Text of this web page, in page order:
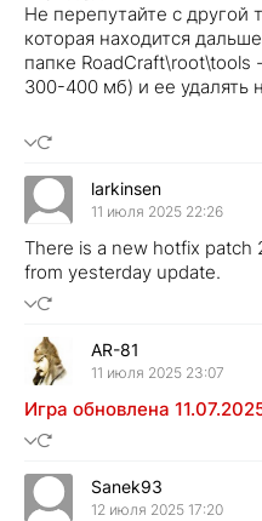
Не перепутайте с другой
которая находится
папке
300-400 мб) и ее удалять
larkinsen
11 июля 2025 22:26
There is a new hotfix patch
from yesterday update.
AR-81
11 июля 2025 23:07
Игра обновлена
Sanek93
12 июля 2025 17:20